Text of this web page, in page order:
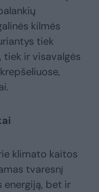
kilmės
tiek
tiek ir visavalgės
klimato kaitos
tvaresnį
bet ir